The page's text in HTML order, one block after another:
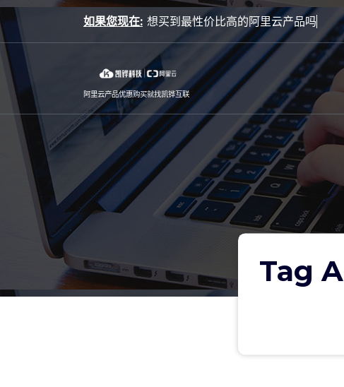
Skip
to
content
如果您现在: 想
阿里云产品优惠购买就找凯铧互联
Tag